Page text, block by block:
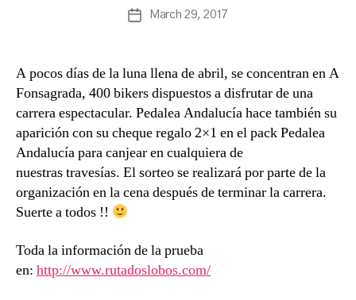
Post
n
PostMarch 29, 2017
A pocos días de la luna llena de abril, se concentran en A
Fonsagrada, 400 bikers dispuestos a disfrutar de una
carrera espectacular. Pedalea Andalucía hace también su
aparición con su cheque regalo 2×1 en el pack Pedalea
Andalucía para canjear en cualquiera de
nuestras travesías. El sorteo se realizará por parte de la
organización en la cena después de terminar la carrera.
Suerte a todos !!
Toda la información de la prueba
en: http://www.rutadoslobos.com/